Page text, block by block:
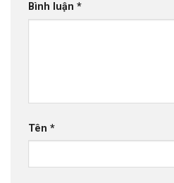
Bình luận *
Tên *